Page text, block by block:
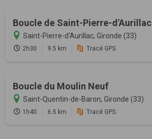
Boucle de Saint-Pierre-d'Aurillac
Saint-Pierre-d'Aurillac, Gironde (33)
2h30 9.5 km Tracé GPS
Boucle du Moulin Neuf
Saint-Quentin-de-Baron, Gironde (33)
1h40 6.5 km Tracé GPS